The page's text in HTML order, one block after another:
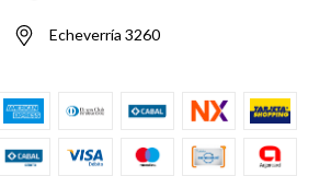
Echeverría 3260